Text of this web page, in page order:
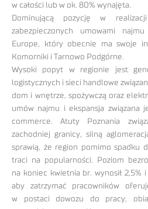
w całości lub w ok. 80% wynajęta.
Dominującą pozycję w
zabezpieczonych umowami
Europe, który obecnie ma swoje
Komorniki i Tarnowo Podgórne.
Wysoki popyt w regionie jest
logistycznych i sieci handlowe
dom i wnętrze, spożywczą oraz
umów najmu i ekspansja związana
commerce. Atuty Poznania
zachodniej granicy, silną
sprawią, że region pomimo spadku
traci na popularności. Poziom
na koniec kwietnia br. wynosił 2,5%
aby zatrzymać pracowników
w postaci dowozu do pracy,